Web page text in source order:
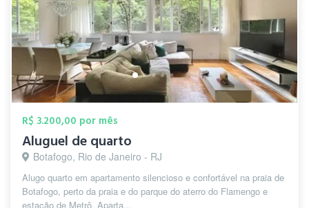
R$ 3.200,00 por mês
Aluguel de quarto
Botafogo, Rio de Janeiro - RJ
Alugo quarto em apartamento silencioso e confortável na praia de
Botafogo, perto da praia e do parque do aterro do Flamengo e
estação de Metrô. Aparta...